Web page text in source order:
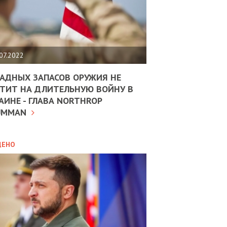
ЗАПАСОВ ОРУЖИЯ НЕ
НА ДЛИТЕЛЬНУЮ ВОЙНУ В
- ГЛАВА NORTHROP
10.02.2025